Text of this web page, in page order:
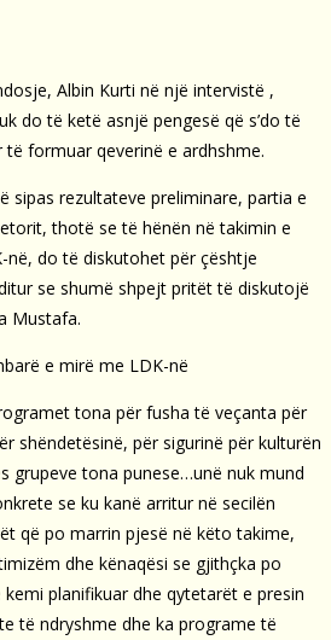
Albin Kurti në një intervistë ,
do të ketë asnjë pengesë që s’do të
formuar qeverinë e ardhshme.
sipas rezultateve preliminare, partia e
thotë se të hënën në takimin e
në, do të diskutohet për çështje
se shumë shpejt pritët të diskutojë
Mustafa.
e mirë me LDK-në
tona për fusha të veçanta për
shëndetësinë, për sigurinë për kulturën
grupeve tona punese…unë nuk mund
se ku kanë arritur në secilën
që po marrin pjesë në këto takime,
dhe kënaqësi se gjithçka po
planifikuar dhe qytetarët e presin
të ndryshme dhe ka programe të